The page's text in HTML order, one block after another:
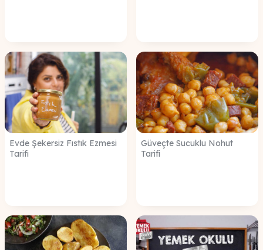
Evde Şekersiz Fıstık Ezmesi
Tarifi
Güveçte Sucuklu Nohut
Tarifi